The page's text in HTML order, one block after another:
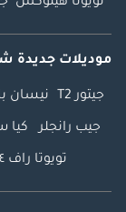
موديلات جديدة
جيتور T2 نيسان
جيب رانجلر كيا
تويوتا راف ٤